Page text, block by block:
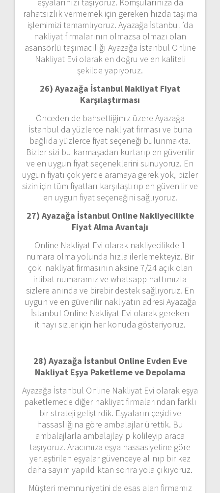
eşyalarınızı taşıyoruz. Komşularınıza da
rahatsızlık vermemek için gereken hızda taşıma
işlemimizi tamamlıyoruz. Ayazağa İstanbul ’da
nakliyat firmalarının olmazsa olmazı olan
asansörlü taşımacılığı Ayazağa İstanbul Online
Nakliyat Evi olarak en doğru ve en kaliteli
şekilde yapıyoruz.
26) Ayazağa İstanbul Nakliyat Fiyat
Karşılaştırması
Önceden de bahsettiğimiz üzere Ayazağa
İstanbul da yüzlerce nakliyat firması ve buna
bağlıda yüzlerce fiyat seçeneği bulunmakta.
Bizler sizi bu karmaşadan kurtarıp en güvenilir
ve en uygun fiyat seçeneklerini sunuyoruz. En
uygun fiyatı çok yerde aramaya gerek yok, bizler
sizin için tüm fiyatları karşılaştırıp en güvenilir ve
en uygun fiyat seçeneğini sağlıyoruz.
27) Ayazağa İstanbul Online Nakliyecilikte
Fiyat Alma Avantajı
Online Nakliyat Evi olarak nakliyecilikde 1
numara olma yolunda hızla ilerlemekteyiz. Bir
çok nakliyat firmasının aksine 7/24 açık olan
irtibat numaramız ve whatsapp hattımızla
sizlere anında ve birebir destek sağlıyoruz. En
uygun ve en güvenilir nakliyatın adresi Ayazağa
İstanbul Online Nakliyat Evi olarak gereken
itinayı sizler için her konuda gösteriyoruz.
28) Ayazağa İstanbul Online Evden Eve
Nakliyat Eşya Paketleme ve Depolama
Ayazağa İstanbul Online Nakliyat Evi olarak eşya
paketlemede diğer nakliyat firmalarından farklı
bir strateji geliştirdik. Eşyaların çeşidi ve
hassaslığına göre ambalajlar ürettik. Bu
ambalajlarla ambalajlayıp kolileyip araca
taşıyoruz. Aracımıza eşya hassasiyetine göre
yerleştirilen eşyalar güvenceye alınıp bir kez
daha sayım yapıldıktan sonra yola çıkıyoruz.
Müşteri memnuniyetini de esas alan firmamız